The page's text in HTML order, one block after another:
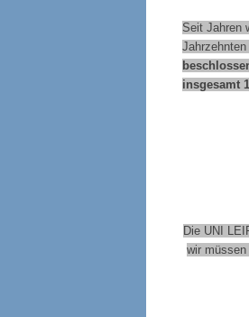
Seit Jahren
insgesamt
Die UNI
wir